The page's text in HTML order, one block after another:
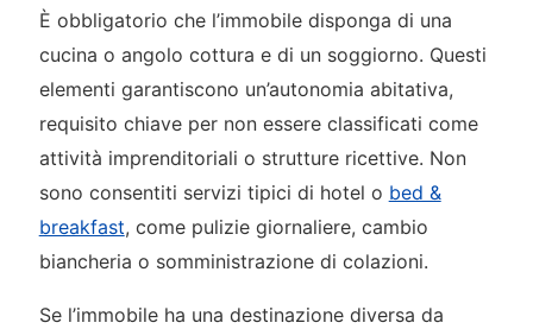
È obbligatorio che l’immobile disponga di una
cucina o angolo cottura e di un soggiorno. Questi
elementi garantiscono un’autonomia abitativa,
requisito chiave per non essere classificati come
attività imprenditoriali o strutture ricettive. Non
sono consentiti servizi tipici di hotel o bed &
breakfast, come pulizie giornaliere, cambio
biancheria o somministrazione di colazioni.
Se l’immobile ha una destinazione diversa da